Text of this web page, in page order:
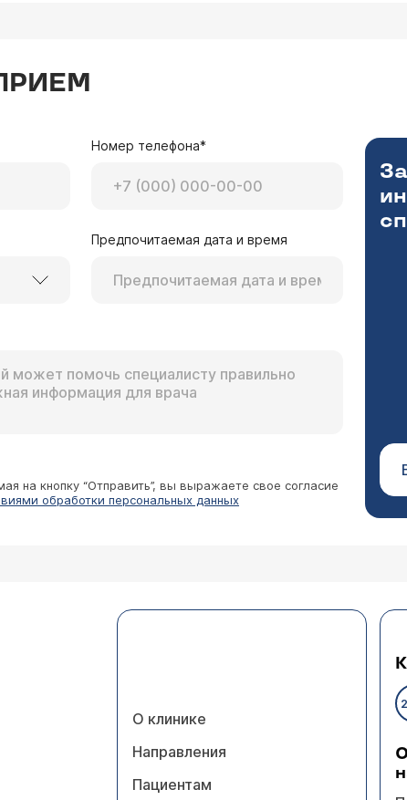
Номер телефона*
Предпочитаемая дата и время
на кнопку “Отправить”, вы выражаете свое согласие
обработки персональных данных
О клинике
Направления
Пациентам